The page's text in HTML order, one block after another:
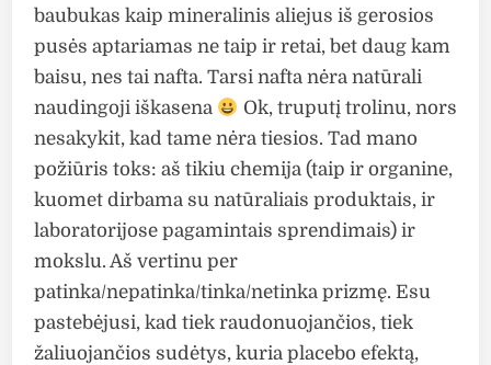
baubukas kaip mineralinis aliejus iš gerosios
pusės aptariamas ne taip ir retai, bet daug kam
baisu, nes tai nafta. Tarsi nafta nėra natūrali
naudingoji iškasena
Ok, truputį trolinu, nors
nesakykit, kad tame nėra tiesios. Tad mano
požiūris toks: aš tikiu chemija (taip ir organine,
kuomet dirbama su natūraliais produktais, ir
laboratorijose pagamintais sprendimais) ir
mokslu. Aš vertinu per
patinka/nepatinka/tinka/netinka prizmę. Esu
pastebėjusi, kad tiek raudonuojančios, tiek
žaliuojančios sudėtys, kuria placebo efektą,